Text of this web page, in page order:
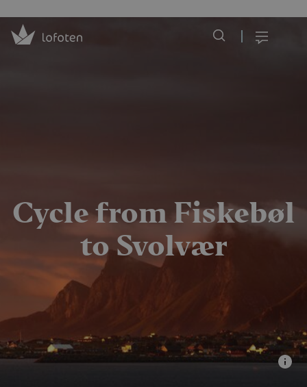
Visit Lofoten
Cycle from Fiskebøl
to Svolvær